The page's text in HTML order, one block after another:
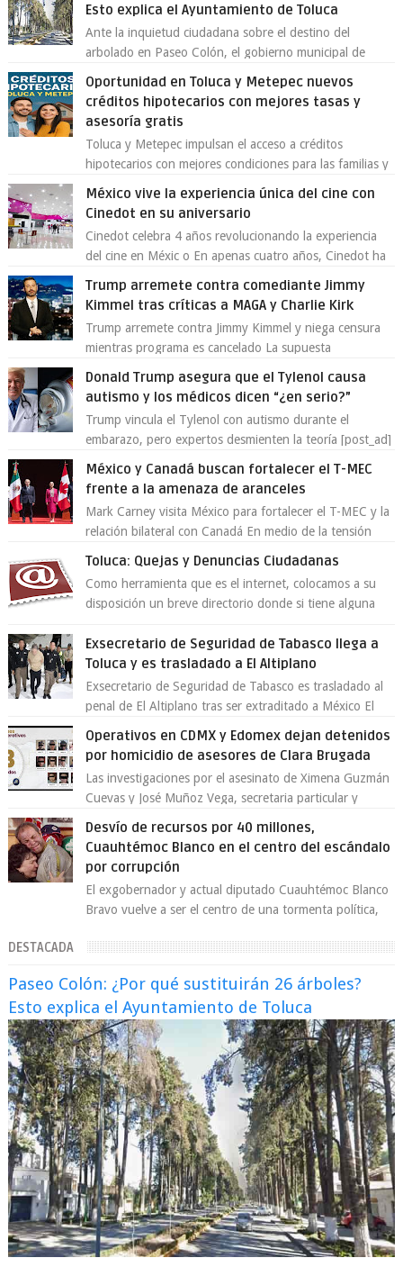
Esto explica el Ayuntamiento de Toluca
Ante la inquietud ciudadana sobre el destino del
arbolado en Paseo Colón, el gobierno municipal de
Oportunidad en Toluca y Metepec nuevos
créditos hipotecarios con mejores tasas y
asesoría gratis
Toluca y Metepec impulsan el acceso a créditos
hipotecarios con mejores condiciones para las familias y
México vive la experiencia única del cine con
Cinedot en su aniversario
Cinedot celebra 4 años revolucionando la experiencia
del cine en Méxic o En apenas cuatro años, Cinedot ha
Trump arremete contra comediante Jimmy
Kimmel tras críticas a MAGA y Charlie Kirk
Trump arremete contra Jimmy Kimmel y niega censura
mientras programa es cancelado La supuesta
Donald Trump asegura que el Tylenol causa
autismo y los médicos dicen “¿en serio?”
Trump vincula el Tylenol con autismo durante el
embarazo, pero expertos desmienten la teoría [post_ad]
México y Canadá buscan fortalecer el T-MEC
frente a la amenaza de aranceles
Mark Carney visita México para fortalecer el T-MEC y la
relación bilateral con Canadá En medio de la tensión
Toluca: Quejas y Denuncias Ciudadanas
Como herramienta que es el internet, colocamos a su
disposición un breve directorio donde si tiene alguna
Exsecretario de Seguridad de Tabasco llega a
Toluca y es trasladado a El Altiplano
Exsecretario de Seguridad de Tabasco es trasladado al
penal de El Altiplano tras ser extraditado a México El
Operativos en CDMX y Edomex dejan detenidos
por homicidio de asesores de Clara Brugada
Las investigaciones por el asesinato de Ximena Guzmán
Cuevas y José Muñoz Vega, secretaria particular y
coordinador de asesores de la jefa d...
Desvío de recursos por 40 millones,
Cuauhtémoc Blanco en el centro del escándalo
por corrupción
El exgobernador y actual diputado Cuauhtémoc Blanco
Bravo vuelve a ser el centro de una tormenta política,
DESTACADA
Paseo Colón: ¿Por qué sustituirán 26 árboles?
Esto explica el Ayuntamiento de Toluca